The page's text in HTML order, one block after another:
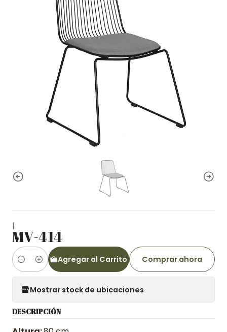
|
MV-414
Cantidad
Agregar al Carrito Comprar ahora
Mostrar stock de ubicaciones
DESCRIPCIÓN